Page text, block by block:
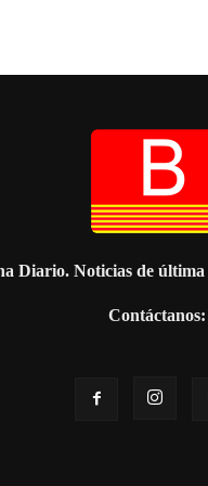
Diario. Noticias de
Contáctanos: